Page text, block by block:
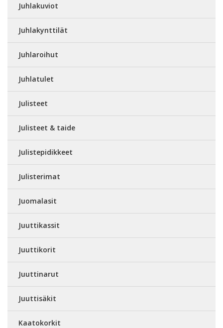
Juhlakuviot
Juhlakynttilät
Juhlaroihut
Juhlatulet
Julisteet
Julisteet & taide
Julistepidikkeet
Julisterimat
Juomalasit
Juuttikassit
Juuttikorit
Juuttinarut
Juuttisäkit
Kaatokorkit